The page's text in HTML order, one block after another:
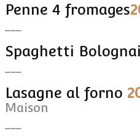
Penne 4 fromages
Spaghetti
Lasagne al forno
Maison